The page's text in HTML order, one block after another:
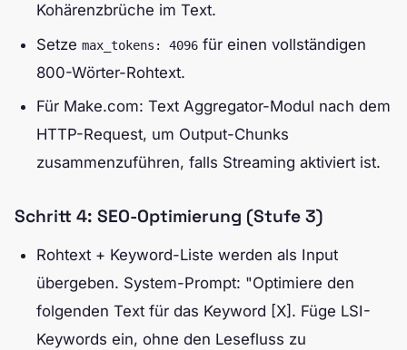
Kohärenzbrüche im Text.
Setze max_tokens: 4096 für einen vollständigen
800-Wörter-Rohtext.
Für Make.com: Text Aggregator-Modul nach dem
HTTP-Request, um Output-Chunks
zusammenzuführen, falls Streaming aktiviert ist.
Schritt 4: SEO-Optimierung (Stufe 3)
Rohtext + Keyword-Liste werden als Input
übergeben. System-Prompt: "Optimiere den
folgenden Text für das Keyword [X]. Füge LSI-
Keywords ein, ohne den Lesefluss zu